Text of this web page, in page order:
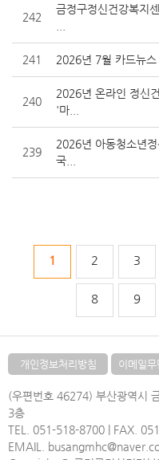
242
금정구정신건강복지
241 2026년 7월 카드뉴스
240
2026년 온라인 정신
'마...
239
2026년 아동청소년
국...
1 2 3
8 9
개인정보처리방침 이메일
(우편번호 46274) 부산광역시
3층
TEL. 051-518-8700 | FAX.
EMAIL.